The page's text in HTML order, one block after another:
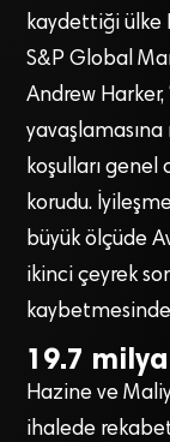
kaydettiği ülke
S&P Global
Andrew
koşulları genel
korudu.
büyük ölçüde
ikinci çeyrek
19.7
Hazine ve
ihalede